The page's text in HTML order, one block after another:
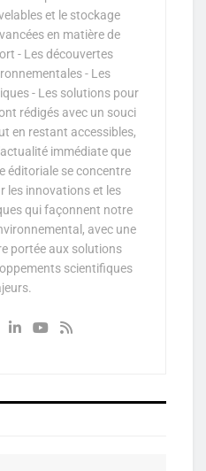
et le stockage
en matière de
- Les découvertes
- Les
- Les solutions pour
rédigés avec un souci
en restant accessibles,
immédiate que
éditoriale se concentre
les innovations et les
qui façonnent notre
avec une
portée aux solutions
scientifiques